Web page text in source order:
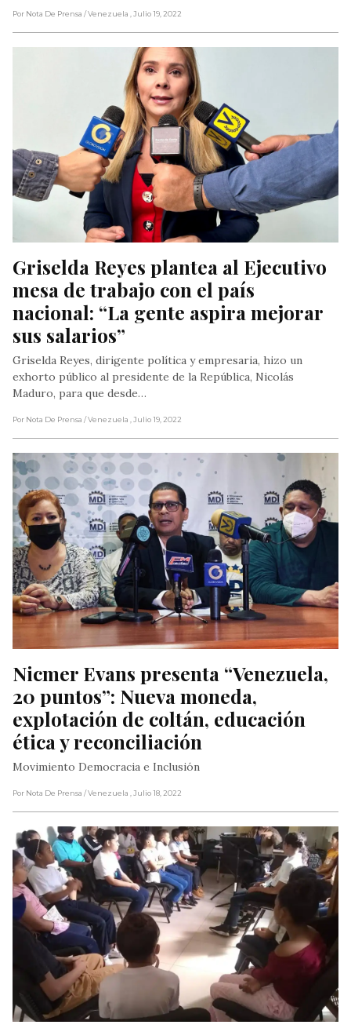
Por Nota De Prensa / Venezuela , Julio 19, 2022
Griselda Reyes plantea al Ejecutivo
mesa de trabajo con el país
nacional: “La gente aspira mejorar
sus salarios”
Griselda Reyes, dirigente política y empresaria, hizo un
exhorto público al presidente de la República, Nicolás
Maduro, para que desde…
Por Nota De Prensa / Venezuela , Julio 19, 2022
Nicmer Evans presenta “Venezuela,
20 puntos”: Nueva moneda,
explotación de coltán, educación
ética y reconciliación
Movimiento Democracia e Inclusión
Por Nota De Prensa / Venezuela , Julio 18, 2022